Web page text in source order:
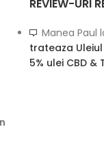
REVIEW-URI
Manea Paul
trateaza
5% ulei CBD &